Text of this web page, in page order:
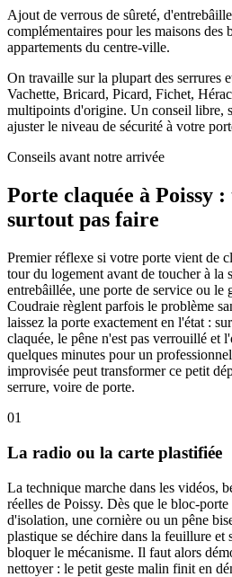
Ajout de verrous de sûreté,
complémentaires pour les maisons des
appartements du centre-ville.
On travaille sur la plupart des serrures
Vachette, Bricard, Picard, Fichet,
multipoints d'origine. Un conseil libre,
ajuster le niveau de sécurité à votre
Conseils avant notre arrivée
Porte claquée à Poissy :
surtout pas faire
Premier réflexe si votre porte vient de
tour du logement avant de toucher à la
entrebâillée, une porte de service ou le
Coudraie règlent parfois le problème
laissez la porte exactement en l'état :
claquée, le pêne n'est pas verrouillé et
quelques minutes pour un
improvisée peut transformer ce petit
serrure, voire de porte.
01
La radio ou la carte plastifiée
La technique marche dans les vidéos,
réelles de Poissy. Dès que le bloc-
d'isolation, une cornière ou un pêne
plastique se déchire dans la feuillure et
bloquer le mécanisme. Il faut alors
nettoyer : le petit geste malin finit en